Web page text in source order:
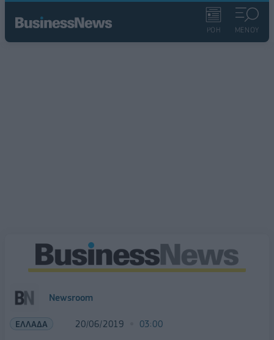
ΡΟΗ ΜΕΝΟΥ
Newsroom
ΕΛΛΑΔΑ 20/06/2019 03:00